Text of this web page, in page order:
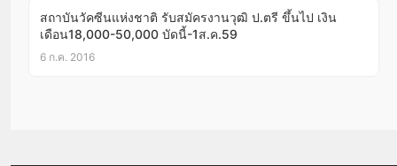
สถาบันวัคซีนแห่งชาติ รับสมัครงานวุฒิ ป.ตรี ขึ้นไป เงิน
เดือน18,000-50,000 บัดนี้-1ส.ค.59
6 ก.ค. 2016